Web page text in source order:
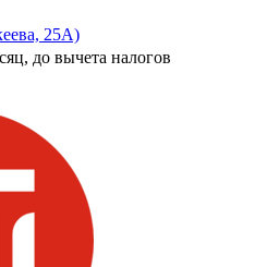
25А)
до вычета налогов